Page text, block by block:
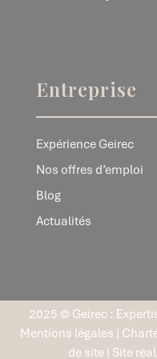
Entreprise
Expérience Geirec
Nos offres d’emploi
Blog
Actualités
2025 © Geirec :
Mentions légales |
de site | Site